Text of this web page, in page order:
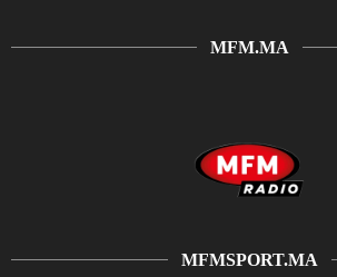
MFM.MA
MFMSPORT.MA